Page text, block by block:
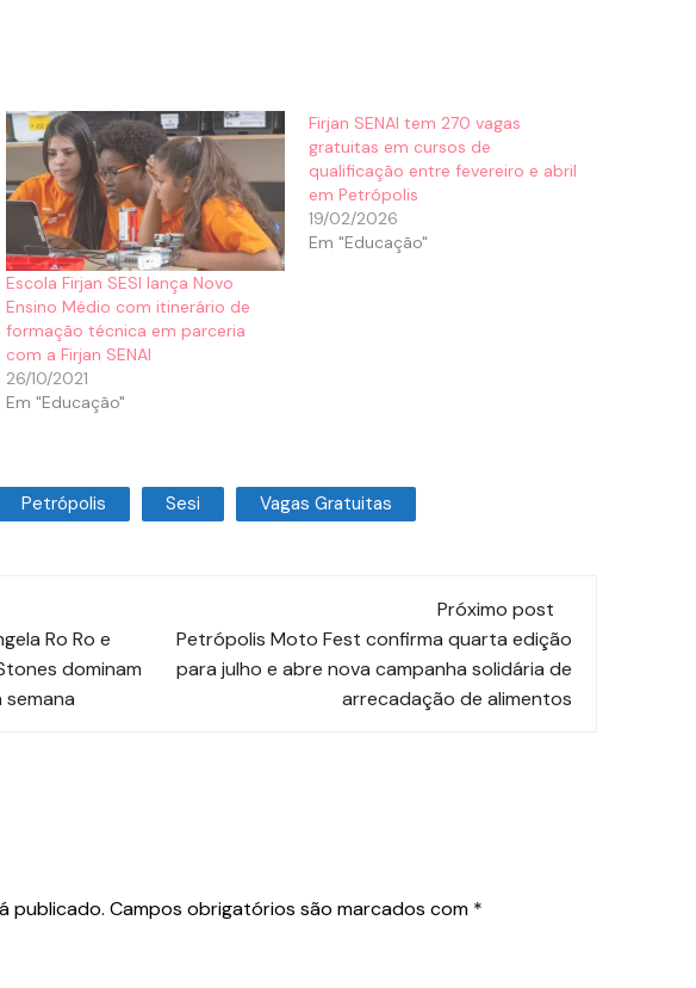
Escola Firjan SESI lança Novo
Ensino Médio com itinerário de
formação técnica em parceria
com a Firjan SENAI
26/10/2021
Em "Educação"
Firjan SENAI tem 270 vagas
gratuitas em cursos de
qualificação entre fevereiro e abril
em Petrópolis
19/02/2026
Em "Educação"
Petrópolis Sesi Vagas Gratuitas
Ro Ro e
dominam
Próximo post
Petrópolis Moto Fest confirma quarta edição
para julho e abre nova campanha solidária de
arrecadação de alimentos
publicado. Campos obrigatórios são marcados com *